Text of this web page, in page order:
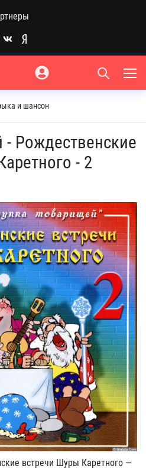
и шансон
Рождественские
- 2
встречи Шуры Каретного —